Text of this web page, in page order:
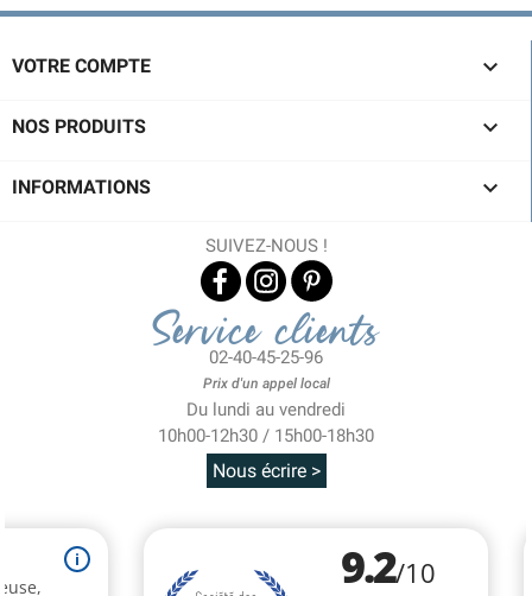
VOTRE COMPTE 
NOS PRODUITS 
INFORMATIONS 
SUIVEZ-NOUS !
Service clients
02-40-45-25-96
Prix d'un appel local
Du lundi au vendredi
10h00-12h30 / 15h00-18h30
Nous écrire >